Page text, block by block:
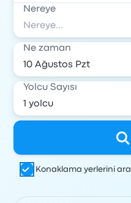
Nereye
Ne zaman
Yolcu Sayısı
Konaklama yerlerini ara